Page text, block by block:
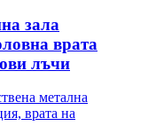
зала
врата
лъчи